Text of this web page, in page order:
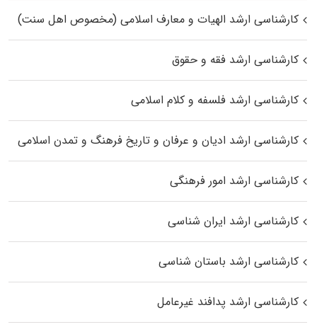
کارشناسی ارشد الهیات و معارف اسلامی (مخصوص اهل سنت)
کارشناسی ارشد فقه و حقوق
کارشناسی ارشد فلسفه و کلام اسلامی
کارشناسی ارشد ادیان و عرفان و تاریخ فرهنگ و تمدن اسلامی
کارشناسی ارشد امور فرهنگی
کارشناسی ارشد ایران شناسی
کارشناسی ارشد باستان شناسی
کارشناسی ارشد پدافند غیرعامل